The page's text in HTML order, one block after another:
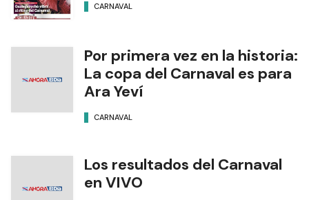
CARNAVAL
Por primera vez en la historia:
La copa del Carnaval es para
Ara Yeví
CARNAVAL
Los resultados del Carnaval
en VIVO